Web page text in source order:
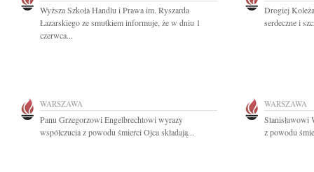
Wyższa Szkoła Handlu i Prawa im. Ryszarda
Łazarskiego ze smutkiem informuje, że w dniu 1
czerwca...
Drogiej
serdeczne i
WARSZAWA
Panu Grzegorzowi Engelbrechtowi wyrazy
współczucia z powodu śmierci Ojca składają...
WARSZAWA
Stanisławowi
z powodu